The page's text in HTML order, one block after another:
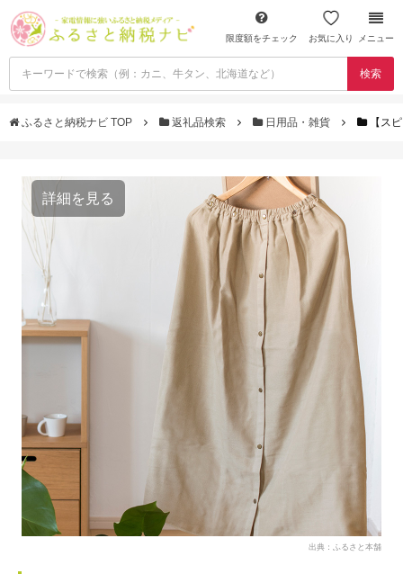
限度額をチェック お気に入り メニュー
検索
ふるさと納税ナビ TOP 返礼品検索 日用品・雑貨 【ス
詳細を見る
出典：ふるさと本舗